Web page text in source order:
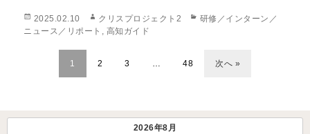
投
稿
2025.02.10
作
成
クリスプロジェクト2
カ
研修／インターン／
ニュース／リポート , 高知ガイド
1 2 3 48 次へ »
2026年8月